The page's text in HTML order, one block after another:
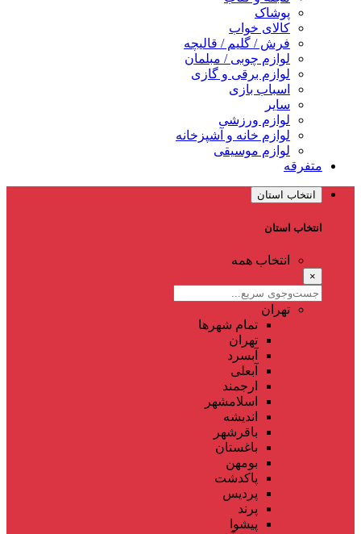
پوشاک
کالای خواب
فرش / گلیم / قالیچه
لوازم چوبی / مبلمان
لوازم برقی و گازی
اسباب بازی
سایر
لوازم ورزشی
لوازم خانه و آشپزخانه
لوازم موسیقی
متفرقه
انتخاب استان
انتخاب استان
انتخاب همه
×
تهران
تمام شهر‌ها
تهران
آبسرد
آبعلی
ارجمند
اسلامشهر
اندیشه
باقرشهر
باغستان
بومهن
پاکدشت
پردیس
پرند
پیشوا